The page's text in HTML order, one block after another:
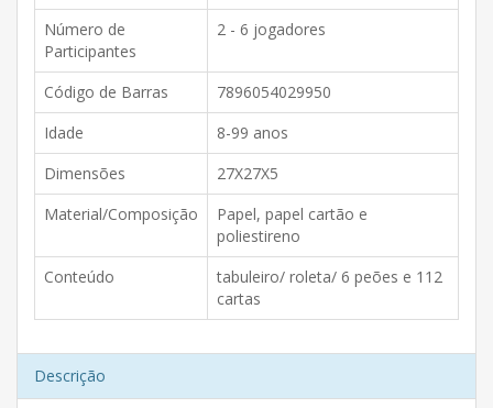
Número de
Participantes
2 - 6 jogadores
Código de Barras
7896054029950
Idade
8-99 anos
Dimensões
27X27X5
Material/Composição
Papel, papel cartão e
poliestireno
Conteúdo
tabuleiro/ roleta/ 6 peões e 112
cartas
Descrição